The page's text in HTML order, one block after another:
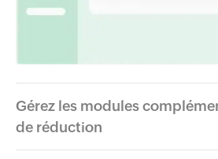
Gérez les modules
de réduction